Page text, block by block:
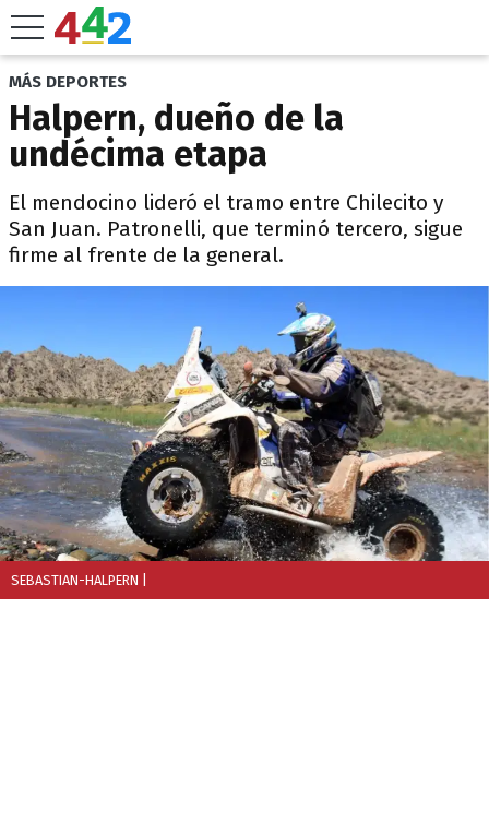
MÁS DEPORTES
Halpern, dueño de la
undécima etapa
El mendocino lideró el tramo entre Chilecito y
San Juan. Patronelli, que terminó tercero, sigue
firme al frente de la general.
SEBASTIAN-HALPERN